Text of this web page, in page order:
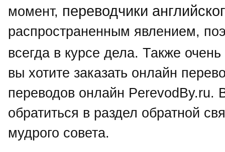
момент, переводчики
распространенным явлением,
всегда в курсе дела. Также
вы хотите заказать онлайн
переводов онлайн PerevodBy.ru.
обратиться в раздел обратной
мудрого совета.